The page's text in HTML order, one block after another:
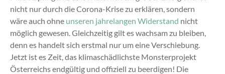
nicht nur durch die Corona-Krise zu erklären, sondern
wäre auch ohne unseren jahrelangen Widerstand nicht
möglich gewesen. Gleichzeitig gilt es wachsam zu bleiben,
denn es handelt sich erstmal nur um eine Verschiebung.
Jetzt ist es Zeit, das klimaschädlichste Monsterprojekt
Österreichs endgültig und offiziell zu beerdigen! Die